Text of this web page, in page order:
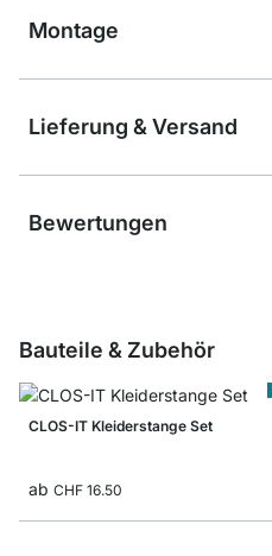
Montage
Lieferung & Versand
Bewertungen
Bauteile & Zubehör
CLOS-IT Kleiderstange Set
ab CHF 16.50